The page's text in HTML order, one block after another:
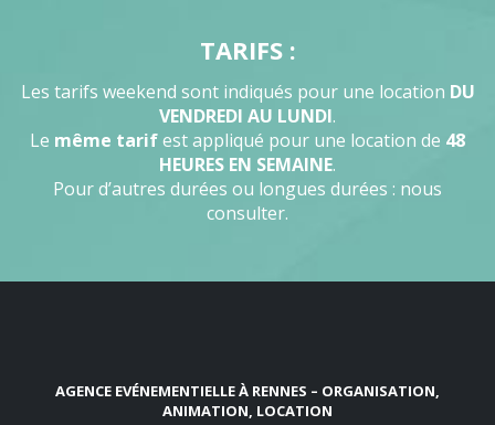
TARIFS :
Les tarifs weekend sont indiqués pour une location DU
VENDREDI AU LUNDI.
Le même tarifest appliqué pour une location de 48
HEURES EN SEMAINE.
Pour d’autres durées ou longues durées : nous
consulter.
AGENCE EVÉNEMENTIELLE À RENNES – ORGANISATION,
ANIMATION, LOCATION